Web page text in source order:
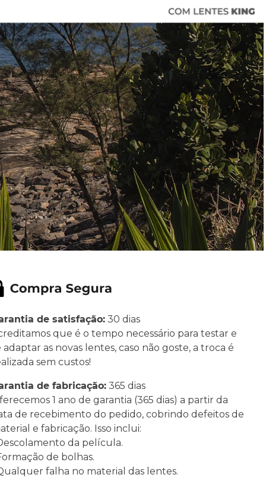
de satisfação:30 dias
que é o tempo necessário para testar e
adaptar as novas lentes, caso não goste, a troca é
sem custos!
de fabricação:365 dias
1 ano de garantia (365 dias) a partir da
de recebimento do pedido, cobrindo defeitos de
e fabricação. Isso inclui:
da película.
de bolhas.
falha no material das lentes.